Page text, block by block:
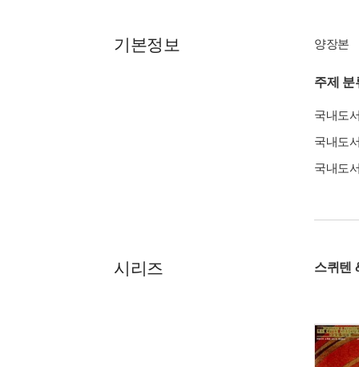
기본정보 양장본
주제 분
국내도
국내도
국내도
시리즈 스퀴텐